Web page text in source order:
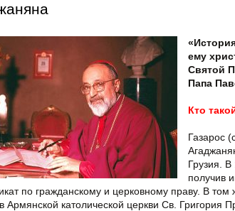
ему
Святой
Папа
Кто
Газарос
Грузия. В
получив
по гражданскому и церковному праву. В том
Армянской католической церкви Св. Григория